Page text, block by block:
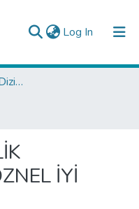
Log In (current)
Araştırma Çıktıları | TR-Dizin | WoS | Scopus | PubMed
İYİ